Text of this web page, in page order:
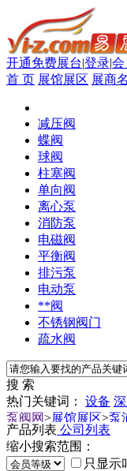
开通免费展台|登录|会
首 页 展馆展区 展商
减压阀
蝶阀
球阀
柱塞阀
单向阀
离心泵
消防泵
电磁阀
平衡阀
排污泵
电动泵
**阀
不锈钢阀门
疏水阀
搜 索
热门关键词： 设备
泵阀网>展馆展区>泵
产品列表 公司列表
缩小搜索范围：
只显示